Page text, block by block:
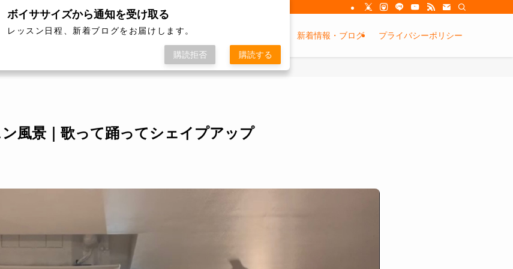
ボイササイズ レッスン開催日程 新着情報・ブログ プライバシーポリシー
風景｜歌って踊ってシェイプアップ
ボイササイズから通知を受け取る
レッスン日程、新着ブログをお届けします。
購読拒否 購読する